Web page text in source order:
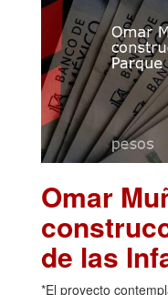
Omar
de las
*El proyecto